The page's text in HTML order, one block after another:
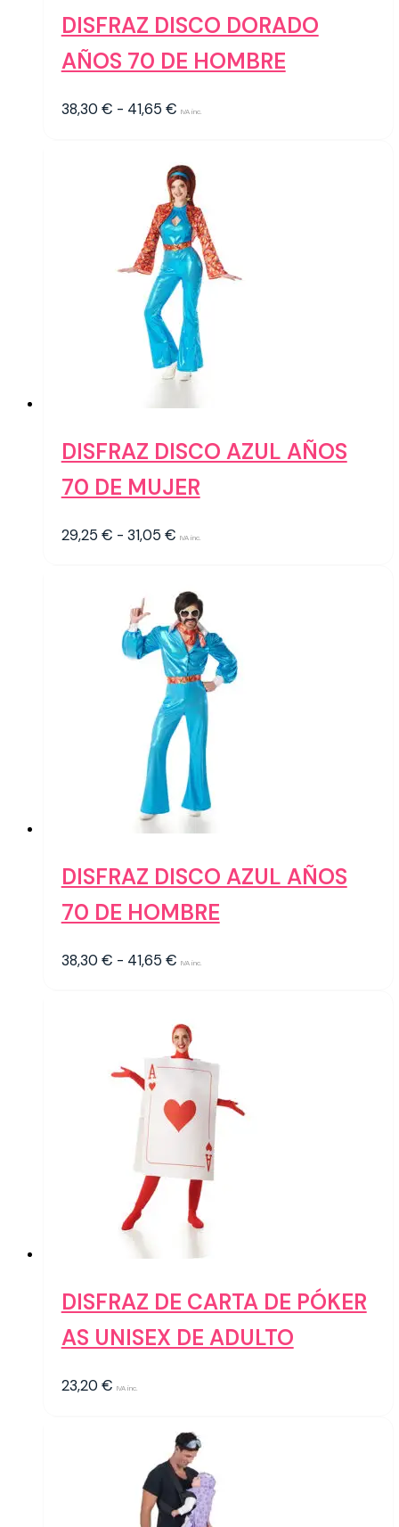
DISFRAZ DISCO DORADO
AÑOS 70 DE HOMBRE
38,30 € - 41,65 €Rango
desde
38,30 €
hasta
41,65 €
IVA inc.
DISFRAZ DISCO AZUL AÑOS
70 DE MUJER
29,25 € - 31,05 €Rango
desde
29,25 €
hasta
31,05 €
IVA inc.
DISFRAZ DISCO AZUL AÑOS
70 DE HOMBRE
38,30 € - 41,65 €Rango
desde
38,30 €
hasta
41,65 €
IVA inc.
DISFRAZ DE CARTA DE PÓKER
AS UNISEX DE ADULTO
23,20 € IVA inc.